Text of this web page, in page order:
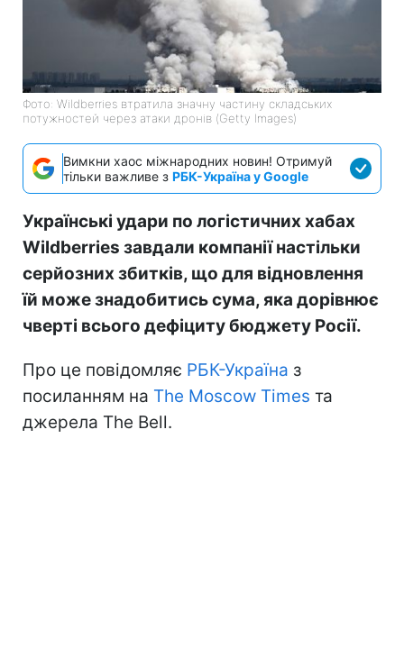
Фото: Wildberries втратила значну частину складських
потужностей через атаки дронів (Getty Images)
Вимкни хаос міжнародних новин! Отримуй
тільки важливе з РБК-Україна у Google
Українські удари по логістичних хабах
Wildberries завдали компанії настільки
серйозних збитків, що для відновлення
їй може знадобитись сума, яка дорівнює
чверті всього дефіциту бюджету Росії.
Про це повідомляє РБК-Україна з
посиланням на The Moscow Times та
джерела The Bell.